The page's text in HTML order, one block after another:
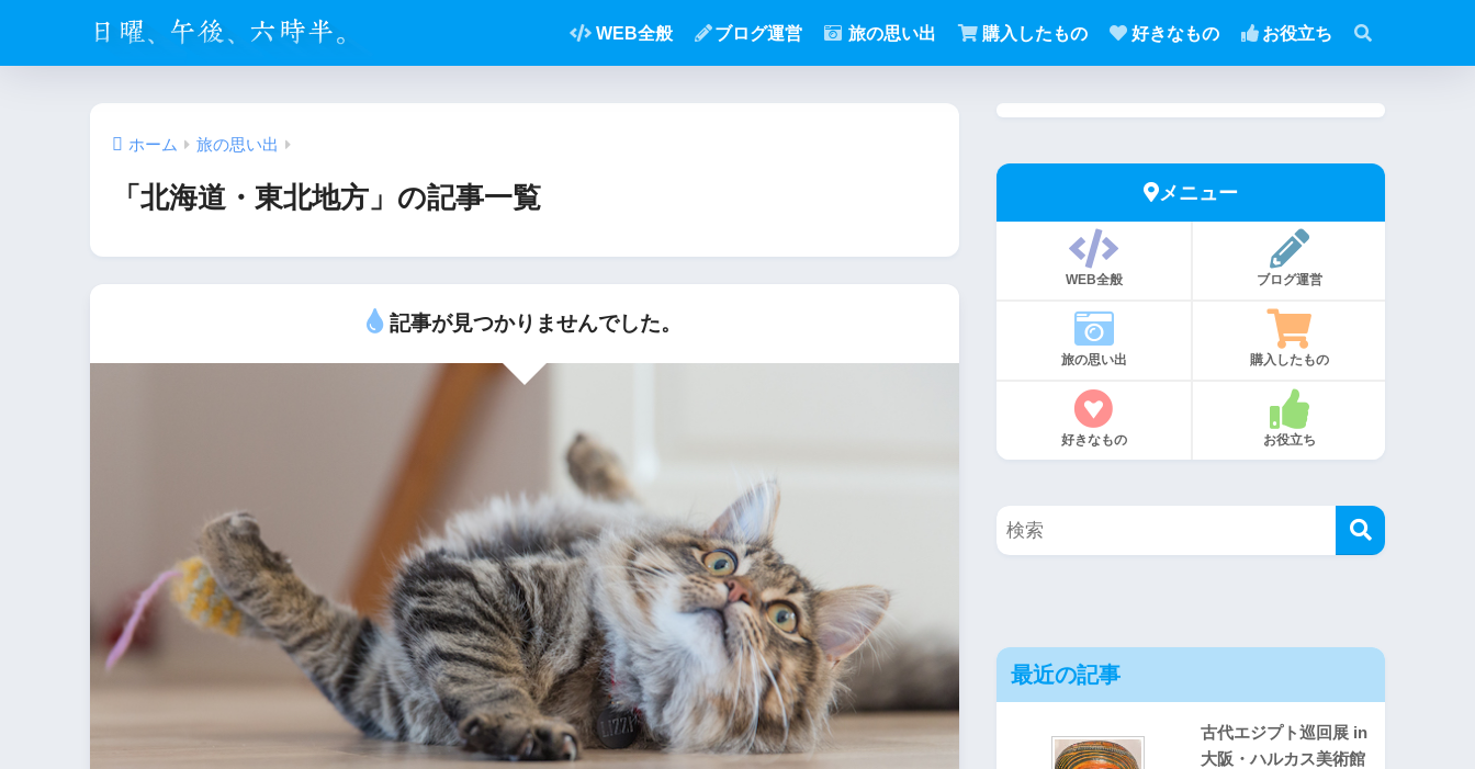
WEB全般 ブログ運営 旅の思い出 購入したもの 好きなもの お役立ち
ホーム 旅の思い出
「北海道・東北地方」の記事一覧
記事が見つかりませんでした。
メニュー
WEB全般 ブログ運営
旅の思い出 購入したもの
好きなもの お役立ち
最近の記事
古代エジプト巡回展 in
大阪・ハルカス美術館